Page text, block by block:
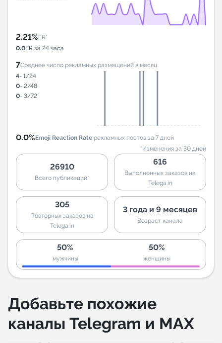
2.21%ER*
0.0ER за 24 часа
7Среднее число рекламных размещений в месяц
4- 1/24
0- 2/48
0- 3/72
0.0%Emoji Reaction Rate рекламных постов за 7 дней
*Изменения за 30 дней
26910
Всего публикаций*
616
Выполненных заказов на
Telega.in
305
Повторных заказов на
Telega.in
3 года и 9 месяцев
Возраст канала
50%
мужчины
50%
женщины
Добавьте похожие
каналы Telegram и MAX